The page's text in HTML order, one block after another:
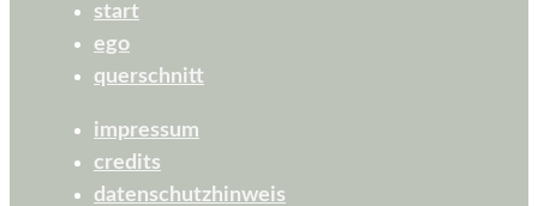
start
ego
querschnitt
impressum
credits
datenschutzhinweis